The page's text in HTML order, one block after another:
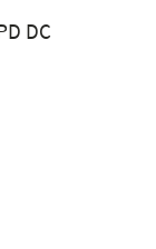
DC